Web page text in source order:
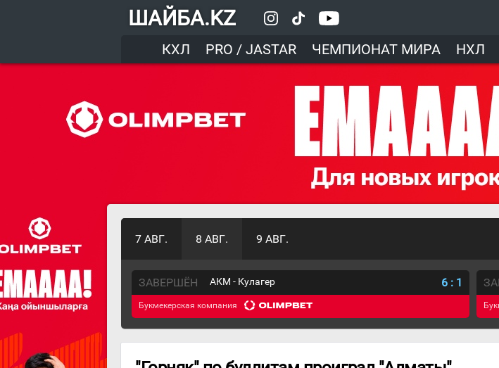
ШАЙБА.KZ
КХЛ
PRO / JASTAR ЧЕМПИОНАТ МИРА НХЛ
7 АВГ. 8 АВГ. 9 АВГ.
ЗАВЕРШЁН АКМ - Кулагер 6 : 1
Букмекерская компания